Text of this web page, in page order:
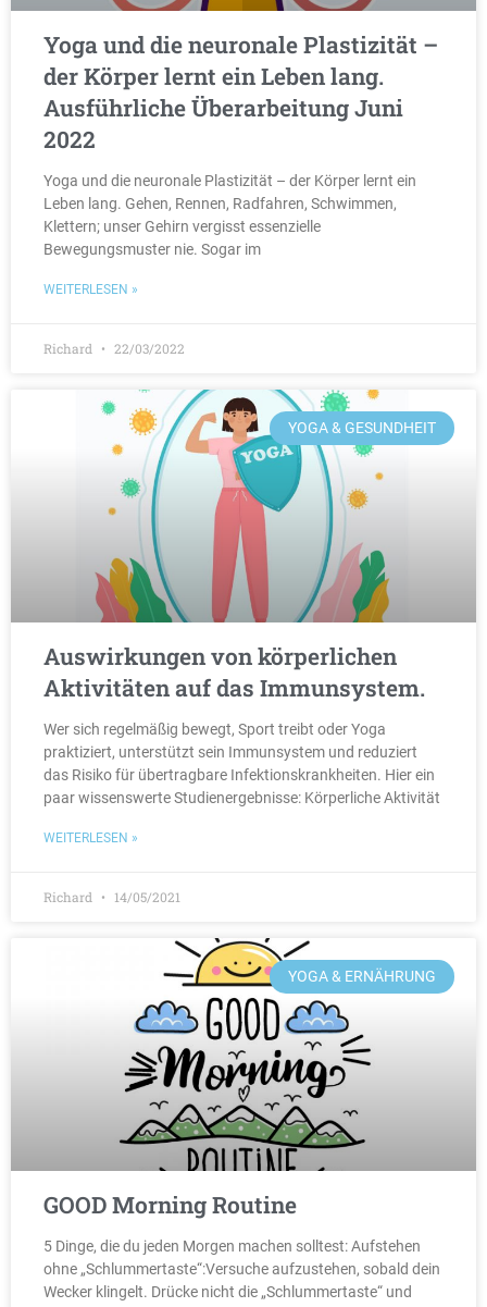
Yoga und die neuronale Plastizität –
der Körper lernt ein Leben lang.
Ausführliche Überarbeitung Juni
2022
Yoga und die neuronale Plastizität – der Körper lernt ein
Leben lang. Gehen, Rennen, Radfahren, Schwimmen,
Klettern; unser Gehirn vergisst essenzielle
Bewegungsmuster nie. Sogar im
WEITERLESEN »
Richard 22/03/2022
YOGA & GESUNDHEIT
Auswirkungen von körperlichen
Aktivitäten auf das Immunsystem.
Wer sich regelmäßig bewegt, Sport treibt oder Yoga
praktiziert, unterstützt sein Immunsystem und reduziert
das Risiko für übertragbare Infektionskrankheiten. Hier ein
paar wissenswerte Studienergebnisse: Körperliche Aktivität
WEITERLESEN »
Richard 14/05/2021
YOGA & ERNÄHRUNG
GOOD Morning Routine
5 Dinge, die du jeden Morgen machen solltest: Aufstehen
ohne „Schlummertaste“:Versuche aufzustehen, sobald dein
Wecker klingelt. Drücke nicht die „Schlummertaste“ und